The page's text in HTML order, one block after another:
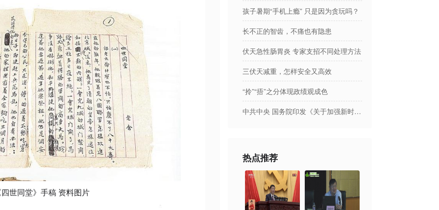
世同堂》手稿 资料图片
孩子暑期“手机上瘾” 只是因为贪玩吗？
长不正的智齿，不痛也有隐患
伏天急性肠胃炎 专家支招不同处理方法
三伏天减重，怎样安全又高效
“拎”“捂”之分体现政绩观成色
中共中央 国务院印发《关于加强新时代社会工作的意见》
热点推荐